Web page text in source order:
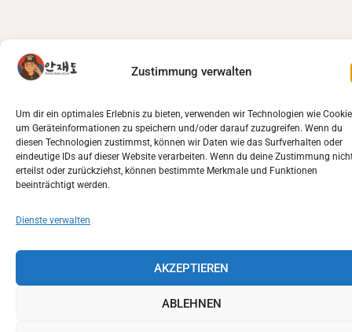
Zustimmung verwalten
Um dir ein optimales Erlebnis zu bieten, verwenden wir Technologien wie
um Geräteinformationen zu speichern und/oder darauf zuzugreifen. Wenn du
diesen Technologien zustimmst, können wir Daten wie das Surfverhalten oder
eindeutige IDs auf dieser Website verarbeiten. Wenn du deine Zustimmung
erteilst oder zurückziehst, können bestimmte Merkmale und Funktionen
beeinträchtigt werden.
Dienste verwalten
AKZEPTIEREN
ABLEHNEN